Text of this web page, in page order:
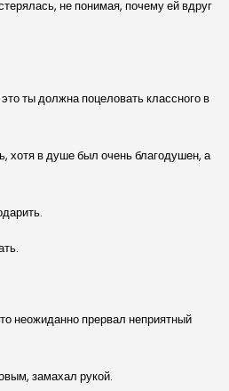
не понимая, почему ей вдруг
ты должна поцеловать классного в
хотя в душе был очень благодушен, а
неожиданно прервал неприятный
замахал рукой.